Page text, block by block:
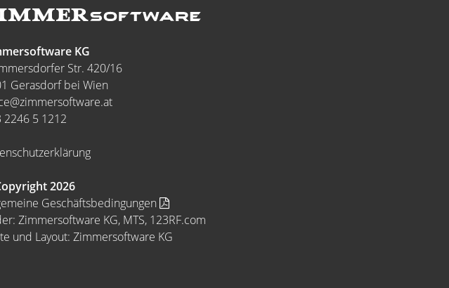
KG
Str. 420/16
Gerasdorf bei Wien
2246 5 1212
2026
Geschäftsbedingungen
Zimmersoftware KG, MTS, 123RF.com
und Layout: Zimmersoftware KG